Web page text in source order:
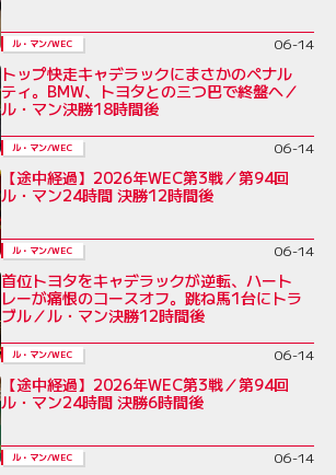
ル・マン/WEC 06-14
トップ快走キャデラックにまさかのペナル
ティ。BMW、トヨタとの三つ巴で終盤へ／
ル・マン決勝18時間後
ル・マン/WEC 06-14
【途中経過】2026年WEC第3戦／第94回
ル・マン24時間 決勝12時間後
ル・マン/WEC 06-14
首位トヨタをキャデラックが逆転、ハート
レーが痛恨のコースオフ。跳ね馬1台にトラ
ブル／ル・マン決勝12時間後
ル・マン/WEC 06-14
【途中経過】2026年WEC第3戦／第94回
ル・マン24時間 決勝6時間後
ル・マン/WEC 06-14